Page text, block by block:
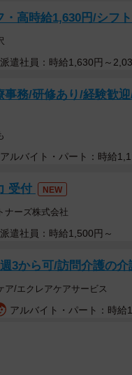
ぶちゃんとの出会いは
命のような出来事でし
からすべてが始ま
高時給1,630円/シフ
派遣社員：時給1,630円～
務/研修あり/経験歓
アルバイト・パート：時給
受付 NEW
ナーズ株式会社
派遣社員：時給1,500円～
3から可/訪問介護の
ア/エクレアケアサービス
アルバイト・パート：時給